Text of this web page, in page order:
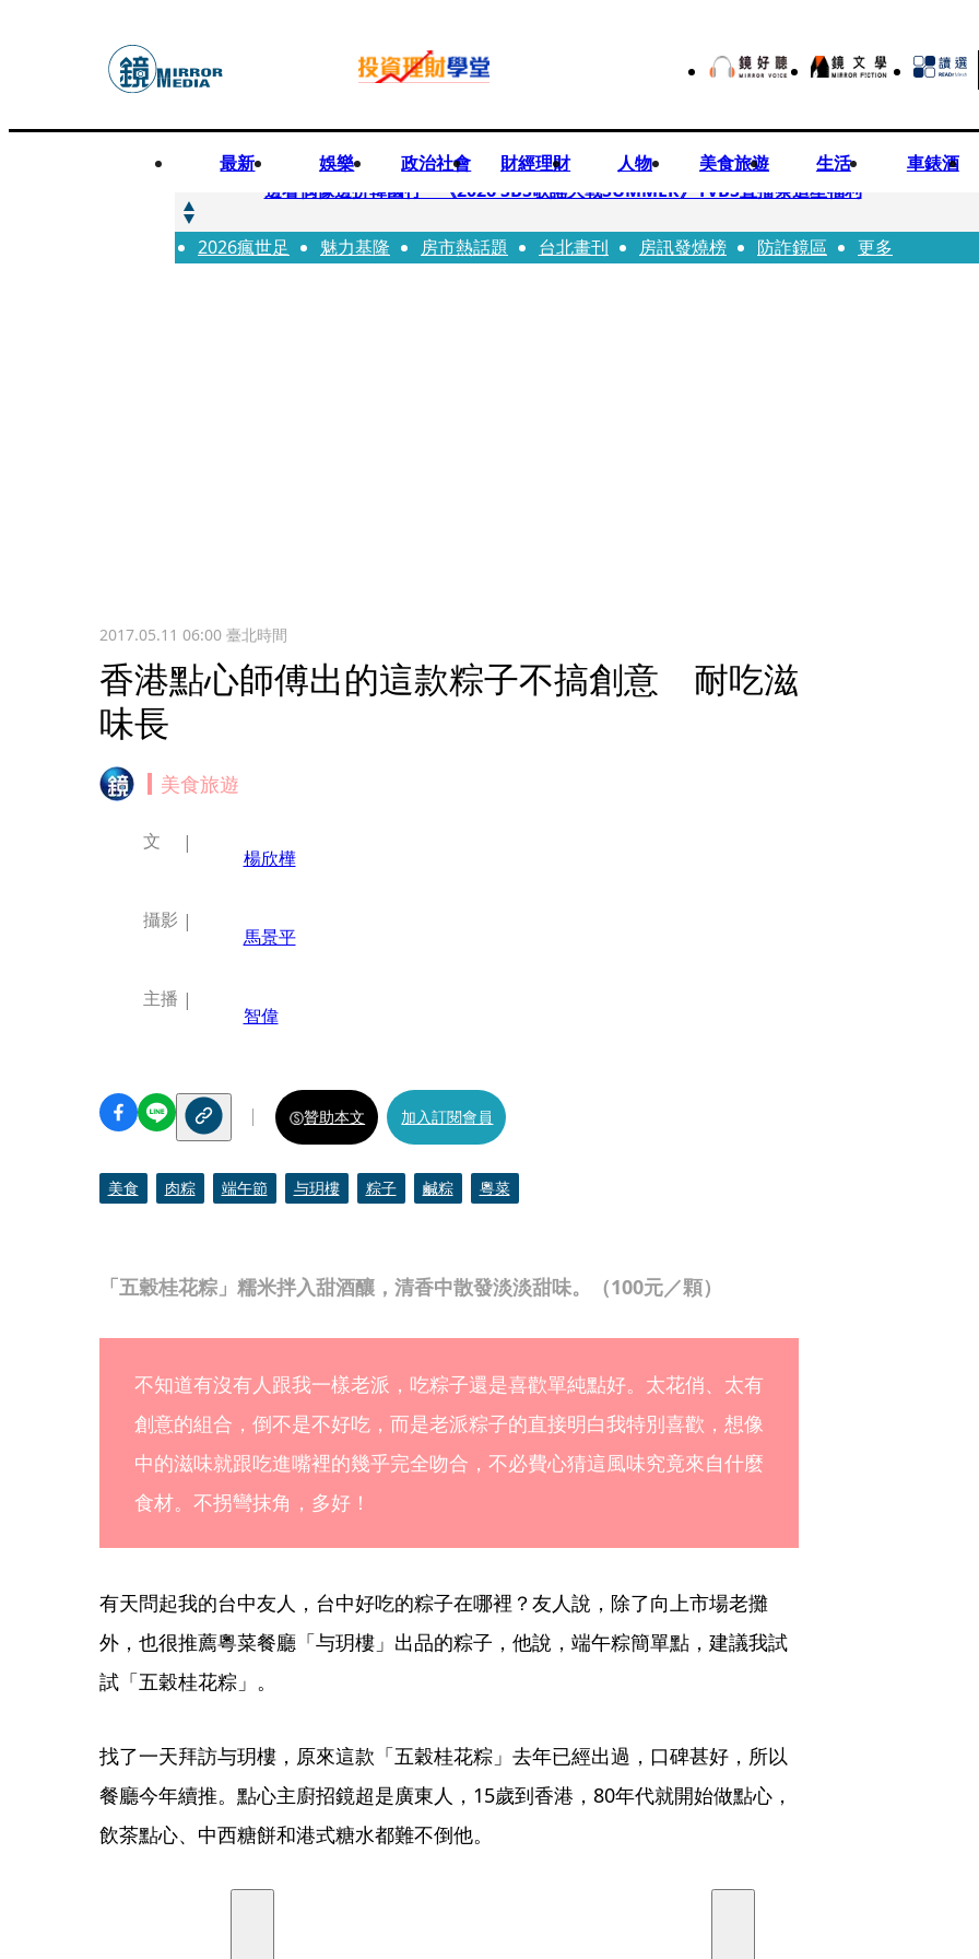
最新 娛樂 政治社會 財經理財 人物 美食旅遊 生活 車錶酒
快訊
邊看偶像邊拚韓國行 《2026 SBS歌謠大戰SUMMER》TVBS直播祭追星福利
快訊
代誌大條火急跳船？ 宏碁派任李文詳接掌兆基屋管2天就喊撤出！
2026瘋世足 魅力基隆 房市熱話題 台北畫刊 房訊發燒榜 防詐鏡區 更多
2017.05.11 06:00臺北時間
香港點心師傅出的這款粽子不搞創意 耐吃滋
味長
美食旅遊
「五穀桂花粽」糯米拌入甜酒釀，清香中散發淡淡甜味。（100元／顆）
文
楊欣樺
攝影
馬景平
主播
智偉
贊助本文 加入訂閱會員
美食 肉粽 端午節 与玥樓 粽子 鹹粽 粵菜
不知道有沒有人跟我一樣老派，吃粽子還是喜歡單純點好。太花俏、太有
創意的組合，倒不是不好吃，而是老派粽子的直接明白我特別喜歡，想像
中的滋味就跟吃進嘴裡的幾乎完全吻合，不必費心猜這風味究竟來自什麼
食材。不拐彎抹角，多好！
有天問起我的台中友人，台中好吃的粽子在哪裡？友人說，除了向上市場老攤
外，也很推薦粵菜餐廳「与玥樓」出品的粽子，他說，端午粽簡單點，建議我試
試「五穀桂花粽」。
找了一天拜訪与玥樓，原來這款「五穀桂花粽」去年已經出過，口碑甚好，所以
餐廳今年續推。點心主廚招鏡超是廣東人，15歲到香港，80年代就開始做點心，
飲茶點心、中西糖餅和港式糖水都難不倒他。